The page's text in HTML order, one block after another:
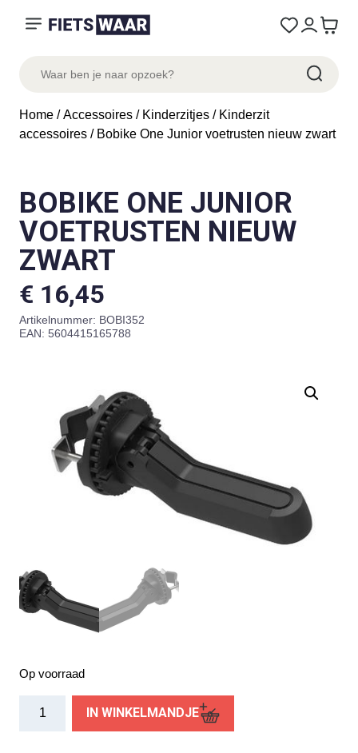
Home /Accessoires / Kinderzitjes / Kinderzit
accessoires / Bobike One Junior voetrusten nieuw zwart
BOBIKE ONE JUNIOR
VOETRUSTEN NIEUW
ZWART
€ 16,45
Artikelnummer: BOBI352
EAN: 5604415165788
Op voorraad
IN WINKELMANDJE